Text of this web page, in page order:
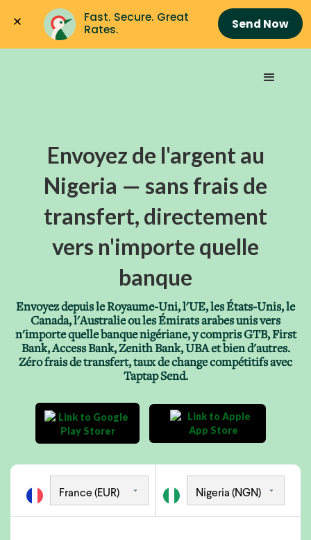
Fast. Secure. Great
Rates.
Send Now
Envoyez de l'argent au
Nigeria — sans frais de
transfert, directement
vers n'importe quelle
banque
Envoyez depuis le Royaume-Uni, l'UE, les États-Unis, le
Canada, l'Australie ou les Émirats arabes unis vers
n'importe quelle banque nigériane, y compris GTB, First
Bank, Access Bank, Zenith Bank, UBA et bien d'autres.
Zéro frais de transfert, taux de change compétitifs avec
Taptap Send.